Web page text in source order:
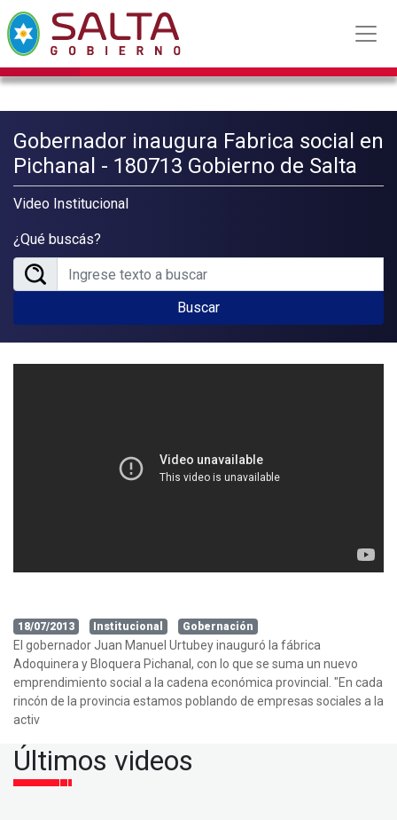
Gobernador inaugura Fabrica social en
Pichanal - 180713 Gobierno de Salta
Video Institucional
¿Qué buscás?
Buscar
18/07/2013 Institucional Gobernación
El gobernador Juan Manuel Urtubey inauguró la fábrica
Adoquinera y Bloquera Pichanal, con lo que se suma un nuevo
emprendimiento social a la cadena económica provincial. "En cada
rincón de la provincia estamos poblando de empresas sociales a la
activ
Últimos videos